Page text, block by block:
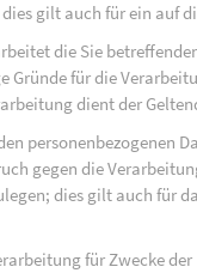
gilt auch für ein auf
die Sie
Gründe für die
dient der
personenbezogenen
gegen die
dies gilt auch für
für Zwecke